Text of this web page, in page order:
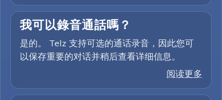
我可以錄音通話嗎？
是的。 Telz 支持可选的通话录音，因此您可
以保存重要的对话并稍后查看详细信息。
阅读更多